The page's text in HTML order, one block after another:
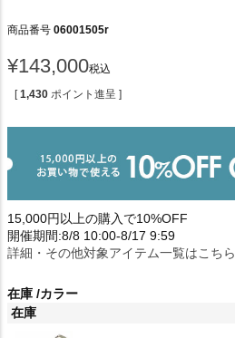
商品番号 06001505r
¥143,000税込
[ 1,430 ポイント進呈 ]
15,000円以上の購入で10%OFF
開催期間:8/8 10:00-8/17 9:59
詳細・その他対象アイテム一覧はこちら
在庫 カラー
在庫